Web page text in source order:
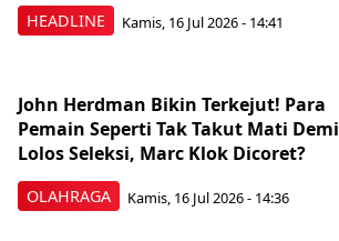
HEADLINE Kamis, 16 Jul 2026 - 14:41
OLAHRAGA
John Herdman Bikin Terkejut! Para
Pemain Seperti Tak Takut Mati Demi
Lolos Seleksi, Marc Klok Dicoret?
Kamis, 16 Jul 2026 - 14:36